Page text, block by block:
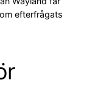
efterfrågats